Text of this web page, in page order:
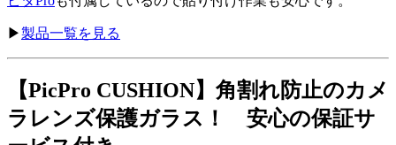
▶︎製品一覧を見る
【PicPro CUSHION】角割れ防止のカメ
ラレンズ保護ガラス！ 安心の保証サ